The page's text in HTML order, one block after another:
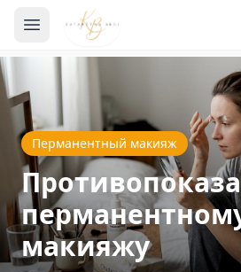
Перманентный макияж
макияжу